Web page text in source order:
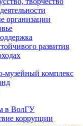
организации
развития
музейный комплекс
в ВолГУ
коррупции